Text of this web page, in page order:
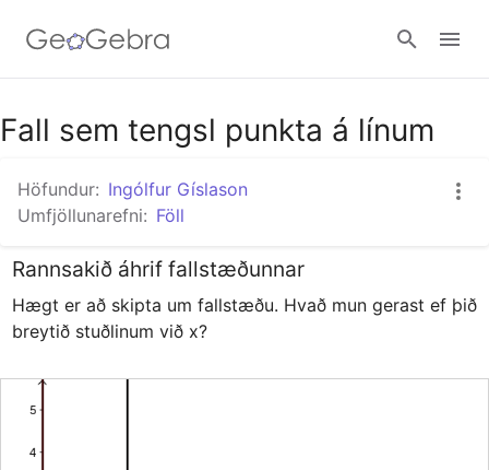
Google Classroom
GeoGebra Kennslustofan
Innskráning
Fall sem tengsl punkta á línum
Höfundur: Ingólfur Gíslason
Umfjöllunarefni: Föll
Rannsakið áhrif fallstæðunnar
Hægt er að skipta um fallstæðu. Hvað mun gerast ef þið
breytið stuðlinum við x?